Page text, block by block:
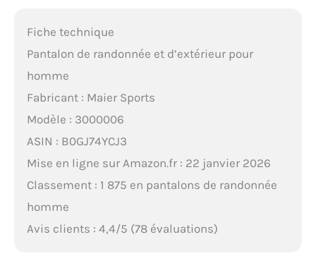
Fiche technique
Pantalon de randonnée et d’extérieur pour
homme
Fabricant : Maier Sports
Modèle : 3000006
ASIN : B0GJ74YCJ3
Mise en ligne sur Amazon.fr : 22 janvier 2026
Classement : 1 875 en pantalons de randonnée
homme
Avis clients : 4,4/5 (78 évaluations)